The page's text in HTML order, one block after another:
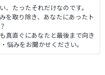
たったそれだけなのです。
を取り除き、あなたにあったト
真直ぐにあなたと最後まで向き
悩みをお聞かせください。